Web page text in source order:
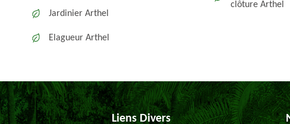
Jardinier Arthel
Elagueur Arthel
clôture Arthel
Liens Divers